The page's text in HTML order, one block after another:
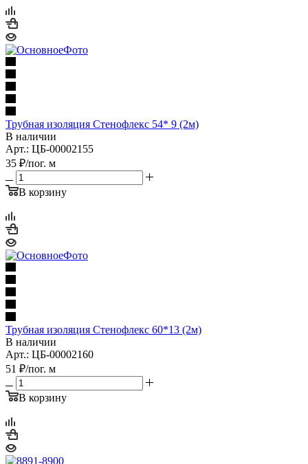
Трубная изоляция Стенофлекс 54* 9 (2м)
В наличии
Арт.: ЦБ-00002155
35 ₽/пог. м
В корзину
Трубная изоляция Стенофлекс 60*13 (2м)
В наличии
Арт.: ЦБ-00002160
51 ₽/пог. м
В корзину